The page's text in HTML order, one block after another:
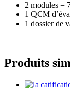
2 modules =
1 QCM
1 dossier de
Produits